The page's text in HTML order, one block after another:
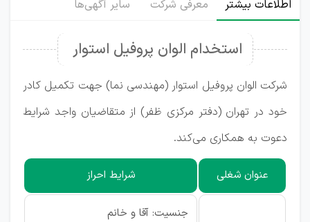
اطلاعات بیشتر معرفی شرکت سایر آگهی‌ها
استخدام الوان پروفیل استوار
شرکت الوان پروفیل استوار (مهندسی نما) جهت تکمیل کادر
خود در تهران (دفتر مرکزی ظفر) از متقاضیان واجد شرایط
دعوت به همکاری می‌کند.
عنوان شغلی شرایط احراز
جنسیت: آقا و خانم